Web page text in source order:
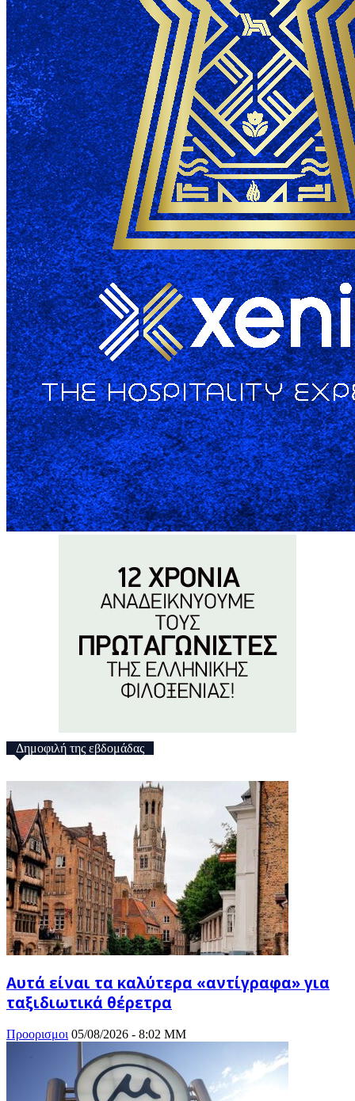
Δημοφιλή της εβδομάδας
Αυτά είναι τα καλύτερα «αντίγραφα» για
ταξιδιωτικά θέρετρα
Προορισμοι 05/08/2026 - 8:02 ΜΜ